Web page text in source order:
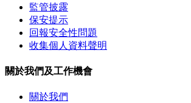
監管披露
保安提示
回報安全性問題
收集個人資料聲明
關於我們及工作機會
關於我們